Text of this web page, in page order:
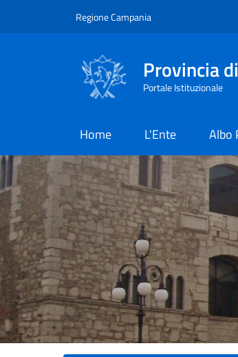
Regione Campania
Provincia
Portale Istituzionale
Home L'Ente Albo
Provincia di